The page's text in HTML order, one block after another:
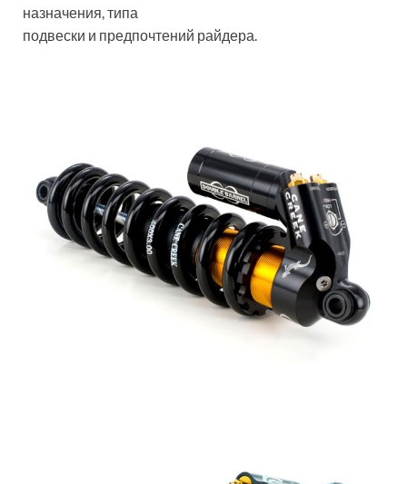
назначения, типа
подвески и предпочтений райдера.